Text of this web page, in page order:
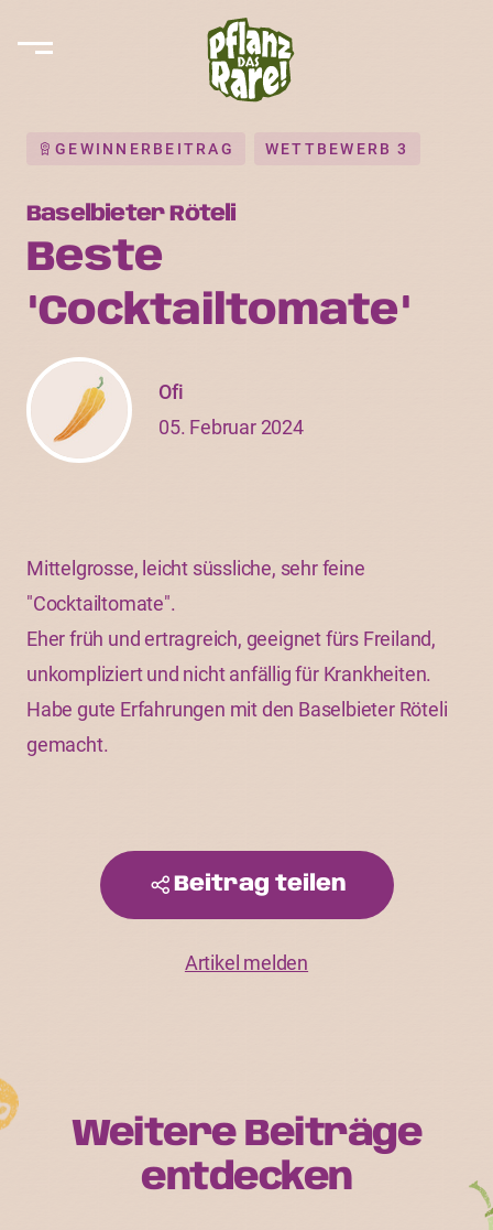
GEWINNERBEITRAG WETTBEWERB 3
Baselbieter Röteli
Beste
"Cocktailtomate"
Ofi
05. Februar 2024
Mittelgrosse, leicht süssliche, sehr feine
"Cocktailtomate".
Eher früh und ertragreich, geeignet fürs Freiland,
unkompliziert und nicht anfällig für Krankheiten.
Habe gute Erfahrungen mit den Baselbieter Röteli
gemacht.
Beitrag teilen
Artikel melden
Weitere Beiträge
entdecken